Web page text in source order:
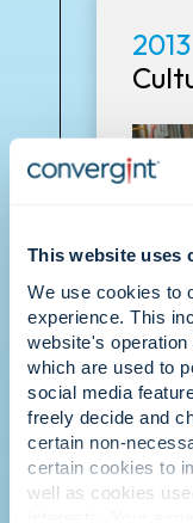
This website uses
We use cookies to
experience. This
website's
which are used to
social media
freely decide and
certain non-
certain cookies to
well as cookies
2013
dintre
ceea
este
nostru.